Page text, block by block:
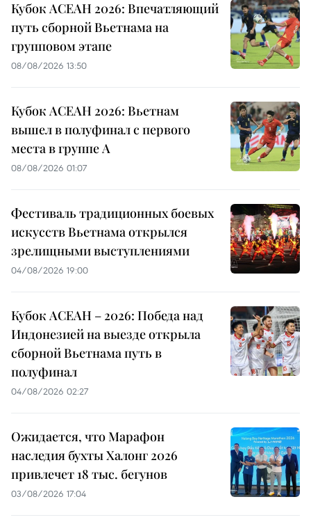
Кубок АСЕАН 2026: Впечатляющий
путь сборной Вьетнама на
групповом этапе
08/08/2026 13:50
Кубок АСЕАН 2026: Вьетнам
вышел в полуфинал с первого
места в группе A
08/08/2026 01:07
Фестиваль традиционных боевых
искусств Вьетнама открылся
зрелищными выступлениями
04/08/2026 19:00
Кубок АСЕАН – 2026: Победа над
Индонезией на выезде открыла
сборной Вьетнама путь в
полуфинал
04/08/2026 02:27
Ожидается, что Марафон
наследия бухты Халонг 2026
привлечет 18 тыс. бегунов
03/08/2026 17:04